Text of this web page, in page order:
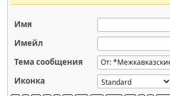
Имя
Имейл
Тема сообщения
Иконка